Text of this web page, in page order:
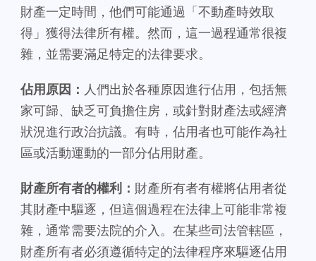
財產一定時間，他們可能通過「不動產時效取
得」獲得法律所有權。然而，這一過程通常很複
雜，並需要滿足特定的法律要求。
佔用原因： 人們出於各種原因進行佔用，包括無
家可歸、缺乏可負擔住房，或針對財產法或經濟
狀況進行政治抗議。有時，佔用者也可能作為社
區或活動運動的一部分佔用財產。
財產所有者的權利： 財產所有者有權將佔用者從
其財產中驅逐，但這個過程在法律上可能非常複
雜，通常需要法院的介入。在某些司法管轄區，
財產所有者必須遵循特定的法律程序來驅逐佔用